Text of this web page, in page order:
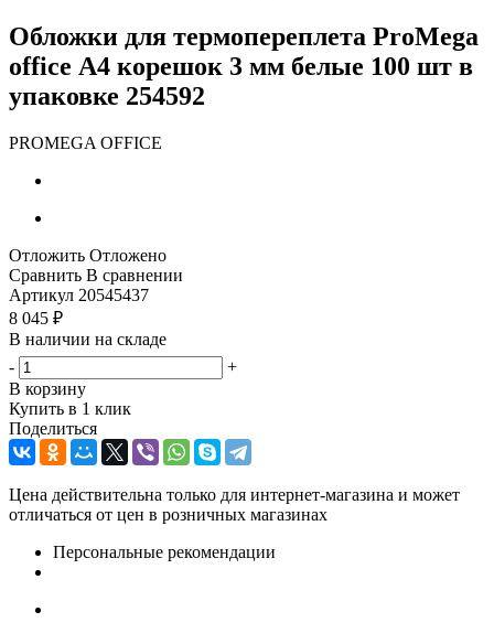
Обложки для термопереплета ProMega
office А4 корешок 3 мм белые 100 шт в
упаковке 254592
PROMEGA OFFICE
Отложить Отложено
Сравнить В сравнении
Артикул 20545437
8 045 ₽
В наличии на складе
-
+
В корзину
Купить в 1 клик
Поделиться
Цена действительна только для интернет-магазина и может
отличаться от цен в розничных магазинах
Персональные рекомендации